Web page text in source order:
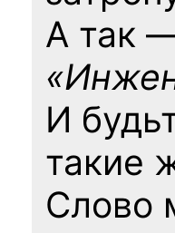
А так
И
такие
Слово